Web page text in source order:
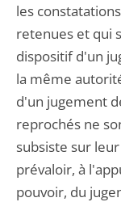
les
retenues et qui
dispositif d'un
la même
d'un jugement
reprochés ne
subsiste sur
prévaloir, à
pouvoir, du